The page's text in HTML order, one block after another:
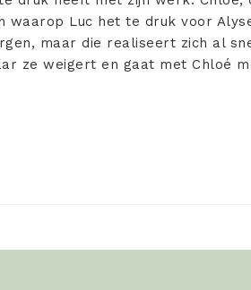
waarop Luc het te druk voor
maar die realiseert zich al
ze weigert en gaat met Chloé